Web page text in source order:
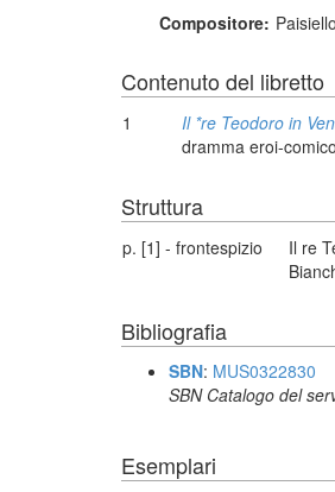
Compositore:
Contenuto del libretto
1
Il *re Teodoro in
dramma eroi-comico
Struttura
p. [1] - frontespizio
Il re
Bibliografia
SBN: MUS0322830
SBN Catalogo del
Esemplari